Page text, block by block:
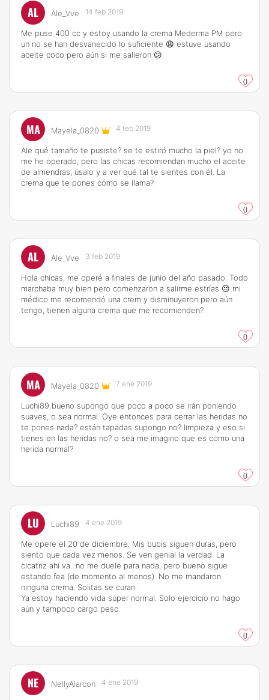
AL Ale_Vve 14 feb 2019
Me puse 400 cc y estoy usando la crema Mederma PM pero
un no se han desvanecido lo suficiente 😩 estuve usando
aceite coco pero aún si me salieron 😕
0
MA Mayela_0820 4 feb 2019
Ale qué tamaño te pusiste? se te estiró mucho la piel? yo no
me he operado, pero las chicas recomiendan mucho el aceite
de almendras, úsalo y a ver qué tal te sientes con él. La
crema que te pones cómo se llama?
0
AL Ale_Vve 3 feb 2019
Hola chicas, me operé a finales de junio del año pasado. Todo
marchaba muy bien pero comenzaron a salirme estrías 😐 mi
médico me recomendó una crem y disminuyeron pero aún
tengo, tienen alguna crema que me recomienden?
0
MA Mayela_0820 7 ene 2019
Luchi89 bueno supongo que poco a poco se irán poniendo
suaves, o sea normal. Oye entonces para cerrar las heridas no
te pones nada? están tapadas supongo no? limpieza y eso si
tienes en las heridas no? o sea me imagino que es como una
herida normal?
0
LU Luchi89 4 ene 2019
Me opere el 20 de diciembre. Mis bubis siguen duras, pero
siento que cada vez menos. Se ven genial la verdad. La
cicatriz ahí va...no me duele para nada, pero bueno sigue
estando fea (de momento al menos). No me mandaron
ninguna crema. Solitas se curan.
Ya estoy haciendo vida súper normal. Solo ejercicio no hago
aún y tampoco cargo peso.
0
NE NellyAlarcon 4 ene 2019